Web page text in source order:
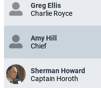
Greg Ellis
Charlie Royce
Amy Hill
Chief
Sherman Howard
Captain Horoth